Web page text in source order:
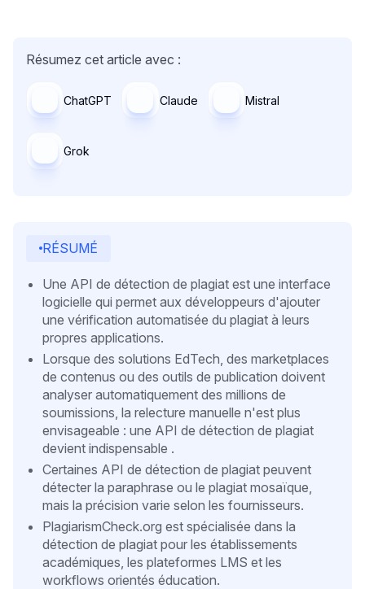
Résumez cet article avec :
ChatGPT Claude Mistral
Grok
RÉSUMÉ
Une API de détection de plagiat est une interface
logicielle qui permet aux développeurs d'ajouter
une vérification automatisée du plagiat à leurs
propres applications.
Lorsque des solutions EdTech, des marketplaces
de contenus ou des outils de publication doivent
analyser automatiquement des millions de
soumissions, la relecture manuelle n'est plus
envisageable : une API de détection de plagiat
devient indispensable .
Certaines API de détection de plagiat peuvent
détecter la paraphrase ou le plagiat mosaïque,
mais la précision varie selon les fournisseurs.
PlagiarismCheck.org est spécialisée dans la
détection de plagiat pour les établissements
académiques, les plateformes LMS et les
workflows orientés éducation.